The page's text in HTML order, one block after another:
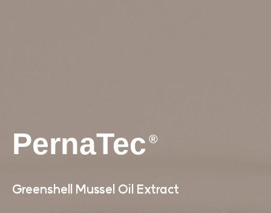
PernaTec
®
Greenshell Mussel Oil Extract